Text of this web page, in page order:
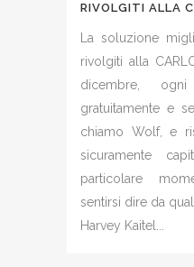
RIVOLGITI ALLA
La soluzione
rivolgiti alla
dicembre,
gratuitamente e
chiamo Wolf, e
sicuramente
particolare
sentirsi dire da
Harvey Kaitel...